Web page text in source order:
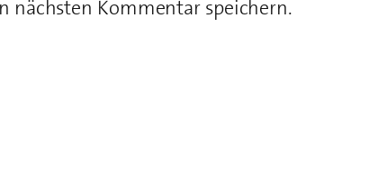
nächsten Kommentar speichern.